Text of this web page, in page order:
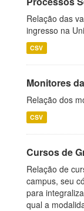
Relação das
ingresso na
CSV
Monitores
Relação dos
CSV
Cursos de
Relação de
campus, seu
para
qual a